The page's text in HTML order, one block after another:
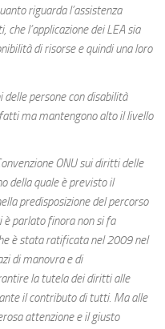
riguarda l’assistenza
l’applicazione dei LEA sia
di risorse e quindi una loro
delle persone con disabilità
ma mantengono alto il livello
ONU sui diritti delle
della quale è previsto il
predisposizione del percorso
è parlato finora non si fa
è stata ratificata nel 2009 nel
di manovra e di
la tutela dei diritti alle
il contributo di tutti. Ma alle
attenzione e il giusto